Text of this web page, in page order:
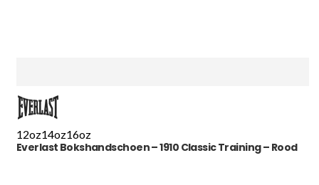
12oz14oz16oz
Everlast Bokshandschoen – 1910 Classic Training – Rood